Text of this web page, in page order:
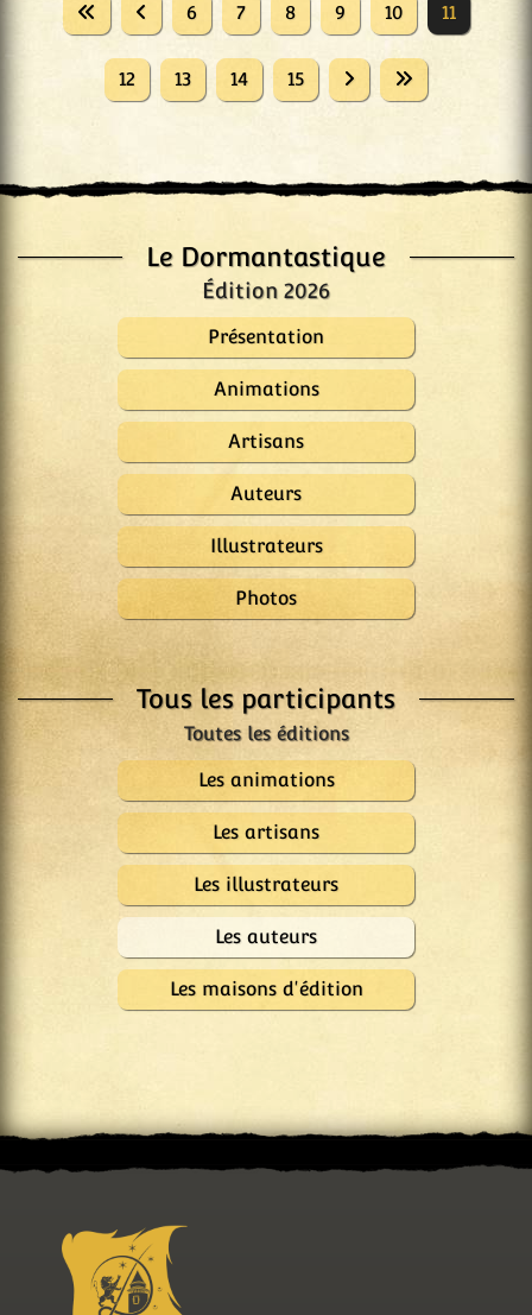
Le Dormantastique
Édition 2026
Présentation
Animations
Artisans
Auteurs
Illustrateurs
Photos
Tous les participants
Les animations
Les artisans
Les illustrateurs
Les auteurs
Les maisons d'édition
6 7 8 9 10 11
12 13 14 15